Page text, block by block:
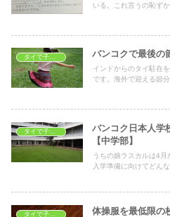
いる。これ言うの恥ず
タイで子育て バンコクで最後の
インドからのタイ駐在
です。海外で迎える節
タイで子育て
バンコク日本人
【中学部】
うちの娘ラスカルは4
入学準備に向けてどん
体操服を最低限の